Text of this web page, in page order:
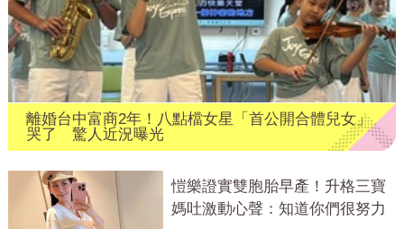
離婚台中富商2年！八點檔女星「首公開合體兒女」
哭了 驚人近況曝光
愷樂證實雙胞胎早產！升格三寶
媽吐激動心聲：知道你們很努力